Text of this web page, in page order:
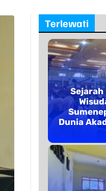
Terlewati
Sejarah
Dunia